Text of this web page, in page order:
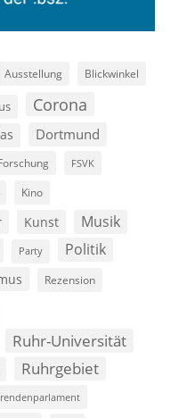
Ausstellung Blickwinkel
Corona
Dortmund
FSVK
Kino
Kunst Musik
Party Politik
Rezension
Ruhr-Universität
Ruhrgebiet